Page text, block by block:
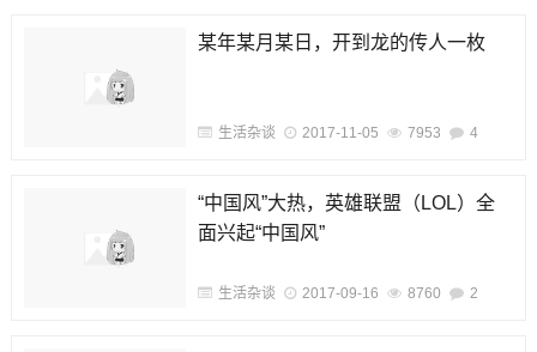
某年某月某日，开到龙的传人一枚
生活杂谈 2017-11-05 7953 4
“中国风”大热，英雄联盟（LOL）全
面兴起“中国风”
生活杂谈 2017-09-16 8760 2